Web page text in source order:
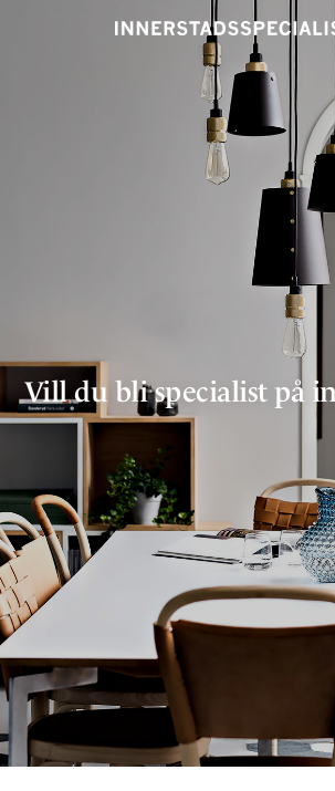
Vill du bli specialist på